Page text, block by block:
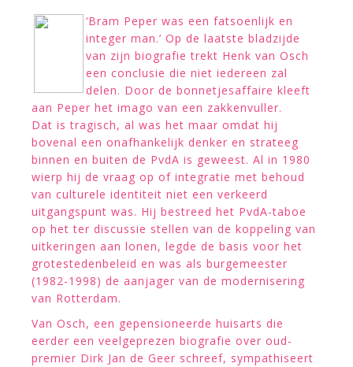
‘Bram Peper was een fatsoenlijk en
integer man.’ Op de laatste bladzijde
van zijn biografie trekt Henk van Osch
een conclusie die niet iedereen zal
delen. Door de bonnetjesaffaire kleeft
aan Peper het imago van een zakkenvuller.
Dat is tragisch, al was het maar omdat hij
bovenal een onafhankelijk denker en strateeg
binnen en buiten de PvdA is geweest. Al in 1980
wierp hij de vraag op of integratie met behoud
van culturele identiteit niet een verkeerd
uitgangspunt was. Hij bestreed het PvdA-taboe
op het ter discussie stellen van de koppeling van
uitkeringen aan lonen, legde de basis voor het
grotestedenbeleid en was als burgemeester
(1982-1998) de aanjager van de modernisering
van Rotterdam.
Van Osch, een gepensioneerde huisarts die
eerder een veelgeprezen biografie over oud-
premier Dirk Jan de Geer schreef, sympathiseert